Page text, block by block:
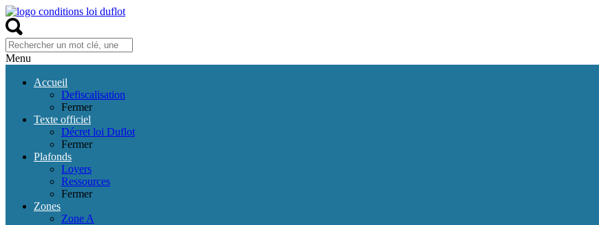
Menu
Accueil
Defiscalisation
Fermer
Texte officiel
Décret loi Duflot
Fermer
Plafonds
Loyers
Ressources
Fermer
Zones
Zone A